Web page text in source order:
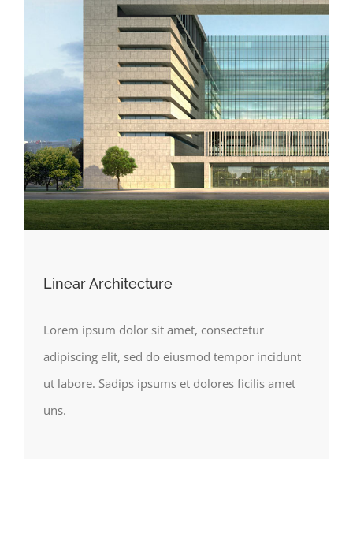
Linear Architecture
Lorem ipsum dolor sit amet, consectetur
adipiscing elit, sed do eiusmod tempor incidunt
ut labore. Sadips ipsums et dolores ficilis amet
uns.